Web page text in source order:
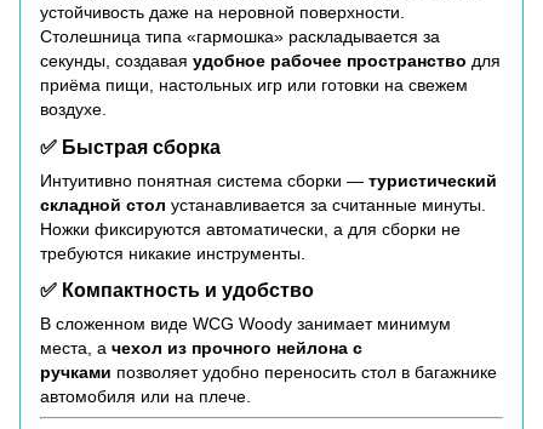
устойчивость даже на неровной поверхности.
Столешница типа «гармошка» раскладывается за
секунды, создавая удобное рабочее пространство для
приёма пищи, настольных игр или готовки на свежем
воздухе.
✅ Быстрая сборка
Интуитивно понятная система сборки — туристический
складной стол устанавливается за считанные минуты.
Ножки фиксируются автоматически, а для сборки не
требуются никакие инструменты.
✅ Компактность и удобство
В сложенном виде WCG Woody занимает минимум
места, а чехол из прочного нейлона с
ручками позволяет удобно переносить стол в багажнике
автомобиля или на плече.